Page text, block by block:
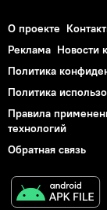
О проекте
Реклама Новости
Политика
Политика
Правила
технологий
Обратная связь